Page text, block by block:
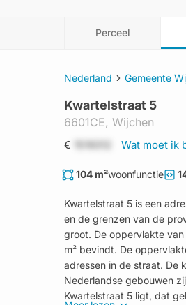
Perceel
Nederland Gemeente
Kwartelstraat 5
6601CE, Wijchen
€ 1519312 Wat moet ik
104 m²woonfunctie
Kwartelstraat 5 is een
en de grenzen van de
groot. De oppervlakte
m² bevindt. De
adressen in de straat. De
Nederlandse gebouwen
Kwartelstraat 5 ligt, dat